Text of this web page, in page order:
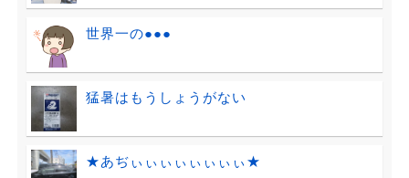
世界一の●●●
猛暑はもうしょうがない
★あぢぃぃぃぃぃぃぃぃ★